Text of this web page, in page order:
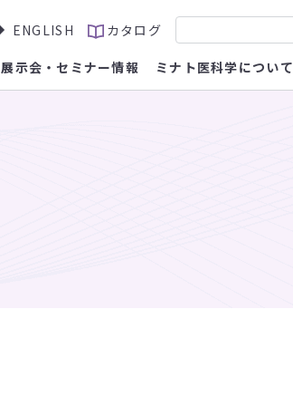
展示会・セミナー情報 ミナト医科学について
カタログ
ENGLISH